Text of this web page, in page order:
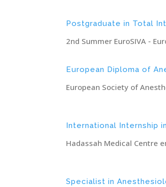
Postgraduate in Total
2nd Summer EuroSIVA -
European Diploma of
European Society of
International Internship
Hadassah Medical Centre
Specialist in